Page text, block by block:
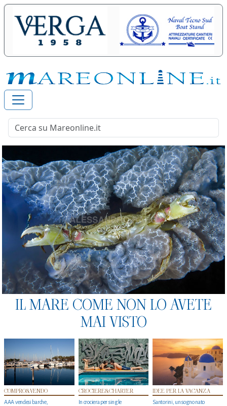
IL MARE COME NON LO AVETE
MAI VISTO
COMPRO&VENDO
AAA vendesi barche,
CROCIERE&CHARTER
In crociera per single
IDEE PER LA VACANZA
Santorini, un sogno nato